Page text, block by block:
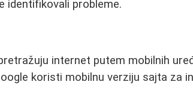
identifikovali probleme.
internet putem mobilnih
koristi mobilnu verziju sajta za